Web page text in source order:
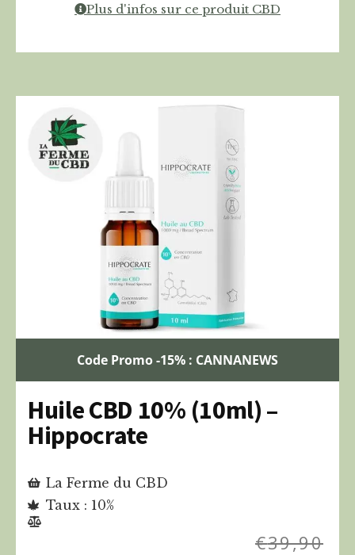
Plus d'infos sur ce produit CBD
Code Promo -15% : CANNANEWS
Huile CBD 10% (10ml) –
Hippocrate
La Ferme du CBD
Taux : 10%
€39,90